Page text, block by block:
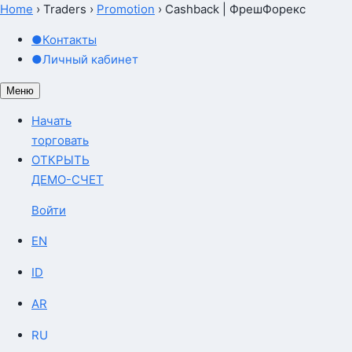
Home › Traders › Promotion › Cashback | ФрешФорекс
●Контакты
●Личный кабинет
Меню
Начать
торговать
ОТКРЫТЬ
ДЕМО-СЧЕТ
Войти
EN
ID
AR
RU